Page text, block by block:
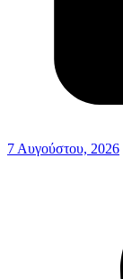
7 Αυγούστου, 2026